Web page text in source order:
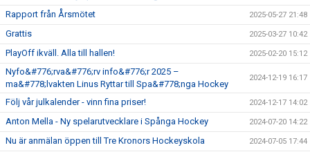
Rapport från Årsmötet 2025-05-27 21:48
Grattis 2025-03-27 10:42
PlayOff ikväll. Alla till hallen! 2025-02-20 15:12
Nyfo&#776;rva&#776;rv info&#776;r 2025 –
ma&#778;lvakten Linus Ryttar till Spa&#778;nga Hockey
2024-12-19 16:17
Följ vår julkalender - vinn fina priser! 2024-12-17 14:02
Anton Mella - Ny spelarutvecklare i Spånga Hockey 2024-07-20 14:22
Nu är anmälan öppen till Tre Kronors Hockeyskola 2024-07-05 17:44